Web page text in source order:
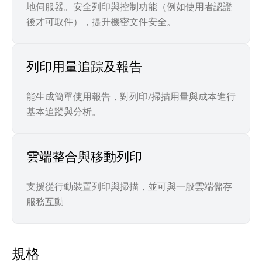
地伺服器。安全列印與控制功能（例如使用者認證
後才可取件），提升機密文件安全。
列印用量追踪及報告
能生成簡單使用報告，對列印/掃描用量與成本進行
基本追蹤與分析。
雲端整合與移動列印
支援從行動裝置列印與掃描，並可與一般雲端儲存
服務互動
規格